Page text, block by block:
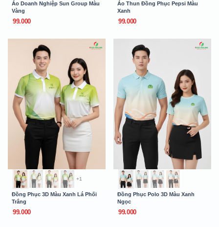
Áo Doanh Nghiệp Sun Group Màu
Vàng
99.000
Áo Thun Đồng Phục Pepsi Màu
Xanh
99.000
+1
Đồng Phục 3D Màu Xanh Lá Phối
Trắng
99.000
Đồng Phục Polo 3D Màu Xanh
Ngọc
99.000